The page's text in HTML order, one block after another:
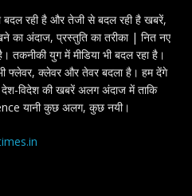
रही है और तेजी से बदल रही है खबरें,
का अंदाज, प्रस्तुति का तरीका | नित नए
तकनीकी युग में मीडिया भी बदल रहा है।
भी फ्लेवर, क्लेवर और तेवर बदला है। हम देंगे
विदेश की खबरें अलग अंदाज में ताकि
यानी कुछ अलग, कुछ नयी।